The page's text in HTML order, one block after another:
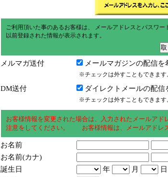
ご利用頂いた事のあるお客様は、 メールアドレスとパスワー
以前登録された情報が表示されます。
メルマガ送付 メールマガジンの配信を
※チェックは外すこともできます
DM送付 ダイレクトメールの配信
※チェックは外すこともできます
お客様情報を変更された場合は、入力されたメールアド
注意をしてください。 お客様情報は、メールアドレス
お名前
お名前(カナ)
誕生日
年 月